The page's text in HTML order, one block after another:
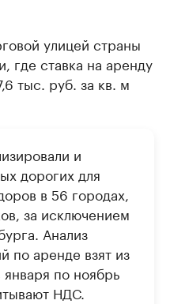
улицей страны
где ставка на аренду
тыс. руб. за кв. м
и
дорогих для
в 56 городах,
за исключением
Анализ
по аренде взят из
по ноябрь
НДС.